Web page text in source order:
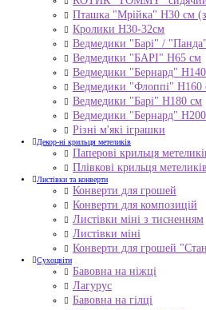
Пташка "Мрійка" Н30 см (з
Кролики Н30-32см
Ведмедики "Барі" /
Ведмедики "БАРІ" Н65 см
Ведмедики "Бернард"
Ведмедики "Флоппі" Н160
Ведмедики "Барі" Н180 см
Ведмедики "Бернард"
Різні м'які іграшки
Декор-ні крильця метеликів
Паперові крильця
Плівкові крильця метеликів
Листівки та конверти
Конверти для грошей
Конверти для композицій
Листівки міні з тисненням
Листівки міні
Конверти для грошей
Сухоцвіти
Бавовна на ніжці
Лагурус
Бавовна на гілці